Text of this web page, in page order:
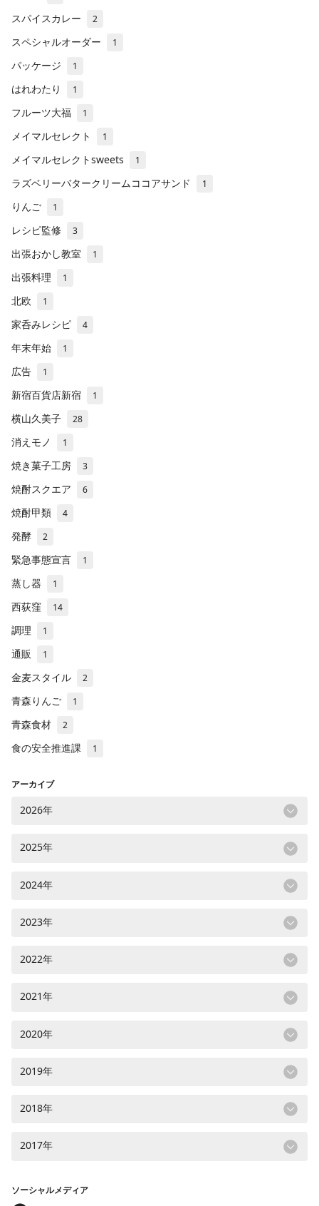
スパイスカレー 2
スペシャルオーダー 1
パッケージ 1
はれわたり 1
フルーツ大福 1
メイマルセレクト 1
メイマルセレクトsweets 1
ラズベリーバタークリームココアサンド 1
りんご 1
レシピ監修 3
出張おかし教室 1
出張料理 1
北欧 1
家呑みレシピ 4
年末年始 1
広告 1
新宿百貨店新宿 1
横山久美子 28
消えモノ 1
焼き菓子工房 3
焼酎スクエア 6
焼酎甲類 4
発酵 2
緊急事態宣言 1
蒸し器 1
西荻窪 14
調理 1
通販 1
金麦スタイル 2
青森りんご 1
青森食材 2
食の安全推進課 1
アーカイブ
2026年
2025年
2024年
2023年
2022年
2021年
2020年
2019年
2018年
2017年
ソーシャルメディア